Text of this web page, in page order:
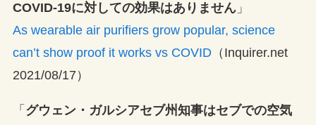
COVID-19に対しての効果はありません」
As wearable air purifiers grow popular, science
can’t show proof it works vs COVID（Inquirer.net
2021/08/17）
「 グウェン・ガルシアセブ州知事はセブでの空気